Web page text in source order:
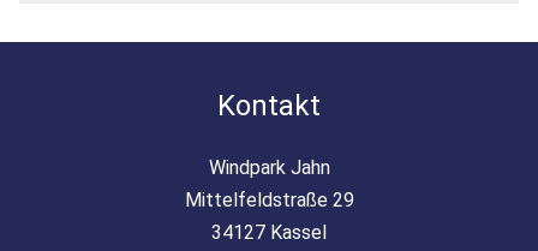
Kontakt
Windpark Jahn
Mittelfeldstraße 29
34127 Kassel